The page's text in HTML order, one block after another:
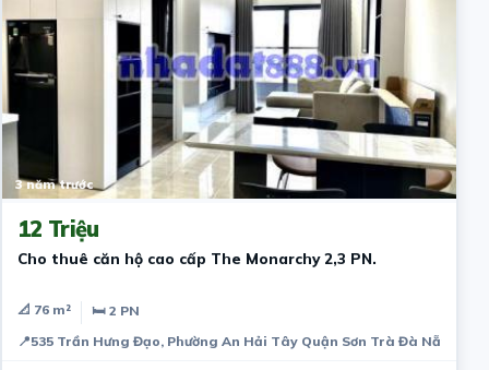
3 năm trước
12 Triệu
Cho thuê căn hộ cao cấp The Monarchy 2,3 PN.
📐 76 m²
🛏 2 PN
📍535 Trần Hưng Đạo, Phường An Hải Tây Quận Sơn Trà Đà Nẵng